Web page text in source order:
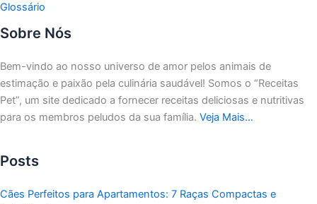
Glossário
Sobre Nós
Bem-vindo ao nosso universo de amor pelos animais de
estimação e paixão pela culinária saudável! Somos o “Receitas
Pet”, um site dedicado a fornecer receitas deliciosas e nutritivas
para os membros peludos da sua família. Veja Mais…
Posts
Cães Perfeitos para Apartamentos: 7 Raças Compactas e